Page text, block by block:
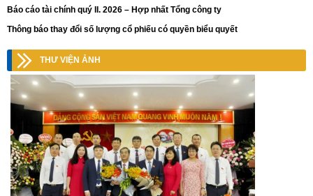
Báo cáo tài chính quý II. 2026 – Hợp nhất Tổng công ty
Thông báo thay đổi số lượng cổ phiếu có quyền biểu quyết
THƯ VIỆN ẢNH